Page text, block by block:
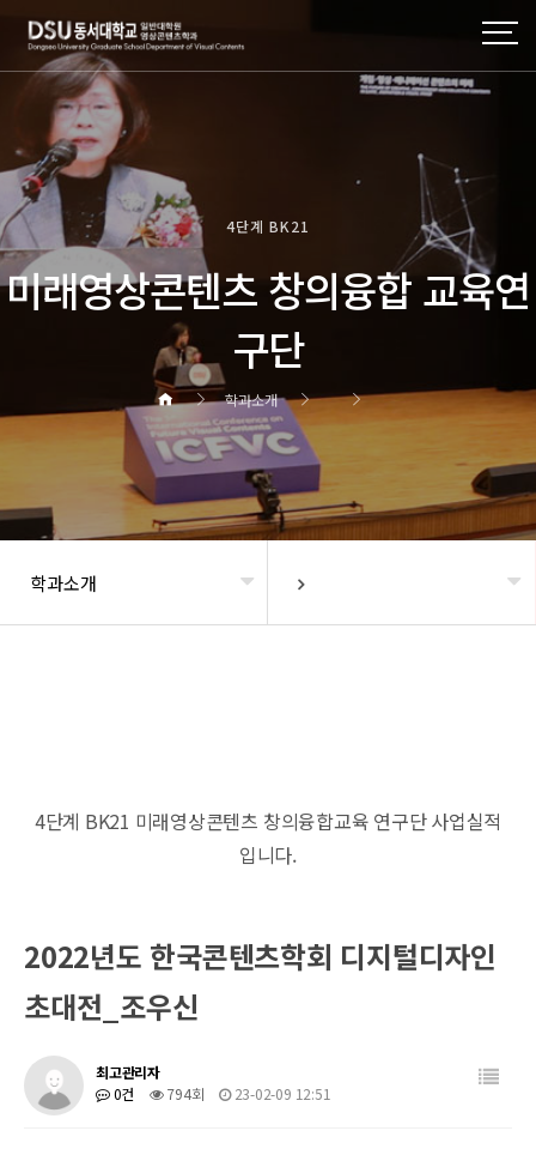
4단계 BK21
미래영상콘텐츠 창의융합 교육연
구단
학과소개
학과소개
4단계 BK21 미래영상콘텐츠 창의융합교육 연구단 사업실적
입니다.
2022년도 한국콘텐츠학회 디지털디자인
초대전_조우신
최고관리자
0건
794회 23-02-09 12:51